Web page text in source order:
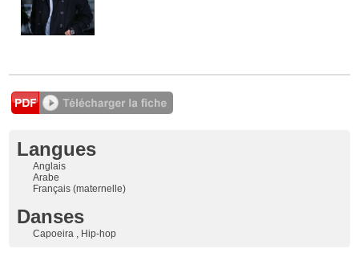
Langues
Anglais
Arabe
Français (maternelle)
Danses
Capoeira , Hip-hop